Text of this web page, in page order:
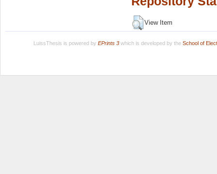
View Item
LuissThesis is powered by EPrints 3which is developed by the School of